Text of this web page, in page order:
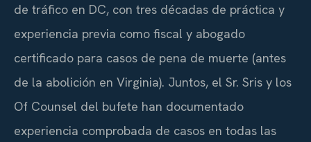
de tráfico en DC, con tres décadas de práctica y
experiencia previa como fiscal y abogado
certificado para casos de pena de muerte (antes
de la abolición en Virginia). Juntos, el Sr. Sris y los
Of Counsel del bufete han documentado
experiencia comprobada de casos en todas las